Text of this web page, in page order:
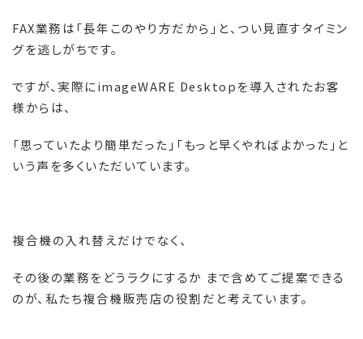
FAX業務は「長年このやり方だから」と、つい見直すタイミン
グを逃しがちです。
ですが、実際にimageWARE Desktopを導入されたお客
様からは、
「思っていたより簡単だった」「もっと早くやればよかった」と
いう声を多くいただいています。
複合機の入れ替えだけでなく、
その後の業務をどうラクにするか まで含めてご提案できる
のが、私たち複合機販売店の役割だと考えています。